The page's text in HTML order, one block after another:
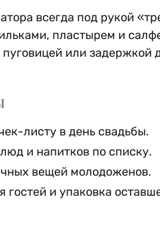
всегда под рукой
пластырем и
или задержкой
листу в день свадьбы.
и напитков по списку.
вещей молодоженов.
гостей и упаковка